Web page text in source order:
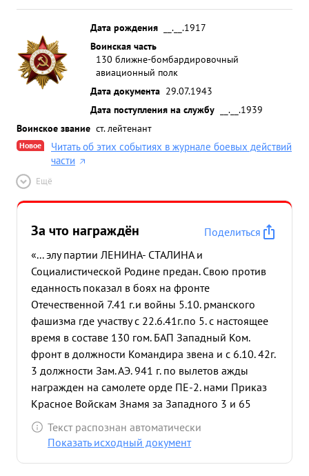
Дата рождения
__.__.1917
Воинская часть
130 ближне-бомбардировочный
авиационный полк
Дата документа 29.07.1943
Дата поступления на службу
__.__.1939
Воинское звание ст. лейтенант
Новое
Читать об этих событиях в журнале боевых действий
части
Ещё
За что награждён
Поделиться
«... элу партии ЛЕНИНА- СТАЛИНА и
Социалистической Родине предан. Свою против
еданность показал в боях на фронте
Отечественной 7.41 г.и войны 5.10. рманского
фашизма где участву с 22.6.41г.по 5. с настоящее
время в составе 130 гом. БАП Западный Ком.
фронт в должности Командира звена и с 6.10. 42г.
3 должности Зам. АЭ. 941 г. по вылетов ажды
награжден на самолете орде ПЕ-2. нами Приказ
Красное Войскам Знамя за Западного 3 и 65
фронта успешных и 0369 боевых 41г. и приказ
Войскам Западного фронта № 01209 от 5, 11.42г.
Текст распознан автоматически
Показать исходный документ